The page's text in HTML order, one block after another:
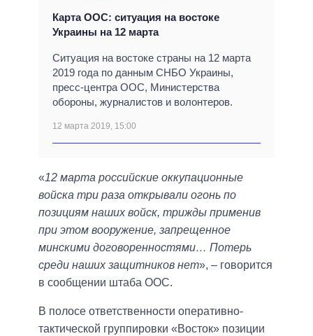
Карта ООС: ситуация на востоке
Украины на 12 марта
Ситуация на востоке страны на 12 марта
2019 года по данным СНБО Украины,
пресс-центра ООС, Министерства
обороны, журналистов и волонтеров.
12 марта 2019, 15:00
«12 марта российские оккупационные
войска три раза открывали огонь по
позициям наших войск, трижды применив
при этом вооружение, запрещенное
минскими договоренностями… Потерь
среди наших защитников нет», – говорится
в сообщении штаба ООС.
В полосе ответственности оперативно-
тактической группировки «Восток» позиции